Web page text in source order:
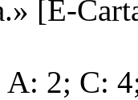
[E-
A: 2; C: